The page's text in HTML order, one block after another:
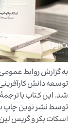
به گزارش روابط
توسعه دانش
شد. این کتاب با
توسط نشر نوین چاپ
اسکات بکر و گریس